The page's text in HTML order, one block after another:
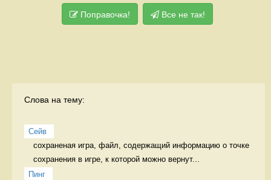
Поправочка! Все не так!
Слова на тему:
Сейв
сохраненая игра, файл, содержащий информацию о точке
сохранения в игре, к которой можно вернут...
Пинг